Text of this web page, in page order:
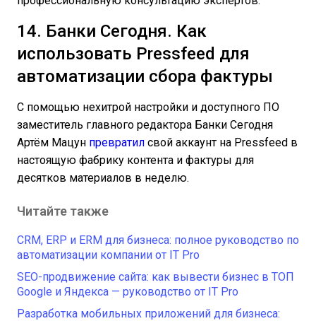
14. Банки Сегодня. Как
использовать Pressfeed для
автоматизации сбора фактуры
С помощью нехитрой настройки и доступного ПО
заместитель главного редактора Банки Сегодня
Артём Мацун превратил свой аккаунт на Pressfeed в
настоящую фабрику контента и фактуры для
десятков материалов в неделю.
Читайте также
CRM, ERP и ERM для бизнеса: полное руководство по
автоматизации компании от IT Pro
SEO-продвижение сайта: как вывести бизнес в ТОП
Google и Яндекса — руководство от IT Pro
Разработка мобильных приложений для бизнеса: